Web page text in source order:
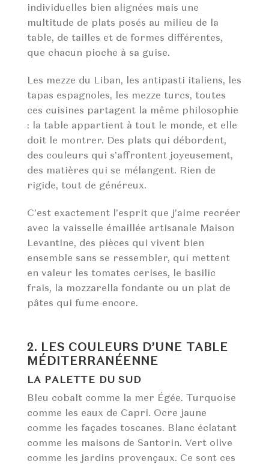
individuelles bien alignées mais une
multitude de plats posés au milieu de la
table, de tailles et de formes différentes,
que chacun pioche à sa guise.
Les mezze du Liban, les antipasti italiens, les
tapas espagnoles, les mezze turcs, toutes
ces cuisines partagent la même philosophie
: la table appartient à tout le monde, et elle
doit le montrer. Des plats qui débordent,
des couleurs qui s’affrontent joyeusement,
des matières qui se mélangent. Rien de
rigide, tout de généreux.
C’est exactement l’esprit que j’aime recréer
avec la vaisselle émaillée artisanale Maison
Levantine, des pièces qui vivent bien
ensemble sans se ressembler, qui mettent
en valeur les tomates cerises, le basilic
frais, la mozzarella fondante ou un plat de
pâtes qui fume encore.
2. LES COULEURS D’UNE TABLE
MÉDITERRANÉENNE
LA PALETTE DU SUD
Bleu cobalt comme la mer Égée. Turquoise
comme les eaux de Capri. Ocre jaune
comme les façades toscanes. Blanc éclatant
comme les maisons de Santorin. Vert olive
comme les jardins provençaux. Ce sont ces